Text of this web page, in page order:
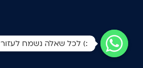
:) לכל שאלה נשמח לעזור